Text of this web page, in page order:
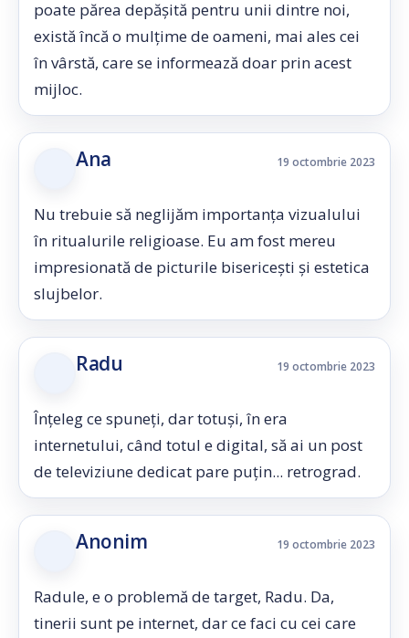
poate părea depășită pentru unii dintre noi,
există încă o mulțime de oameni, mai ales cei
în vârstă, care se informează doar prin acest
mijloc.
Ana 19 octombrie 2023
Nu trebuie să neglijăm importanța vizualului
în ritualurile religioase. Eu am fost mereu
impresionată de picturile bisericești și estetica
slujbelor.
Radu 19 octombrie 2023
Înțeleg ce spuneți, dar totuși, în era
internetului, când totul e digital, să ai un post
de televiziune dedicat pare puțin... retrograd.
Anonim 19 octombrie 2023
Radule, e o problemă de target, Radu. Da,
tinerii sunt pe internet, dar ce faci cu cei care